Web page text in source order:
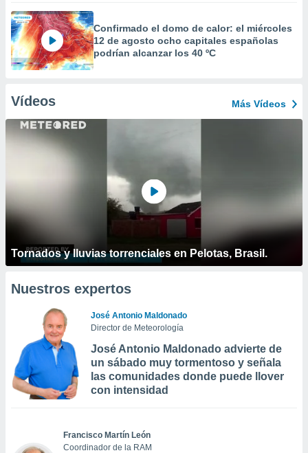
Confirmado el domo de calor: el miércoles
12 de agosto ocho capitales españolas
podrían alcanzar los 40 ºC
Vídeos Más Vídeos
Tornados y lluvias torrenciales en Pelotas, Brasil.
Nuestros expertos
José Antonio Maldonado
Director de Meteorología
José Antonio Maldonado advierte de
un sábado muy tormentoso y señala
las comunidades donde puede llover
con intensidad
Francisco Martín León
Coordinador de la RAM